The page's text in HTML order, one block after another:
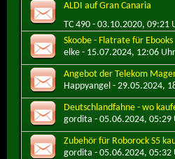
ALDI auf Gran Canaria
TC 490 - 03.10.2020, 09:21
Skoobe - Flatrate für Ebooks
elke - 15.07.2024, 12:06 Uhr
Angebot der Telekom
Happyangel - 29.05.2024,
Deutschlandfahne - wo
gordita - 05.06.2024, 05:29
Zubehör für Roborock S5
gordita - 05.06.2024, 05:32